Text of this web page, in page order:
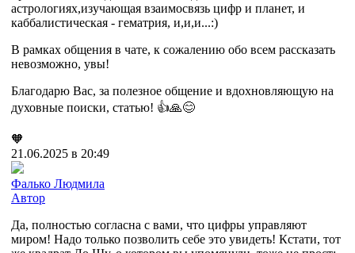
астрологиях,изучающая взаимосвязь цифр и планет, и
каббалистическая - гематрия, и,и,и...:)
В рамках общения в чате, к сожалению обо всем рассказать
невозможно, увы!
Благодарю Вас, за полезное общение и вдохновляющую на
духовные поиски, статью! 👍🙏😊
🧡
21.06.2025 в 20:49
Фалько Людмила
Автор
Да, полностью согласна с вами, что цифры управляют
миром! Надо только позволить себе это увидеть! Кстати, тот